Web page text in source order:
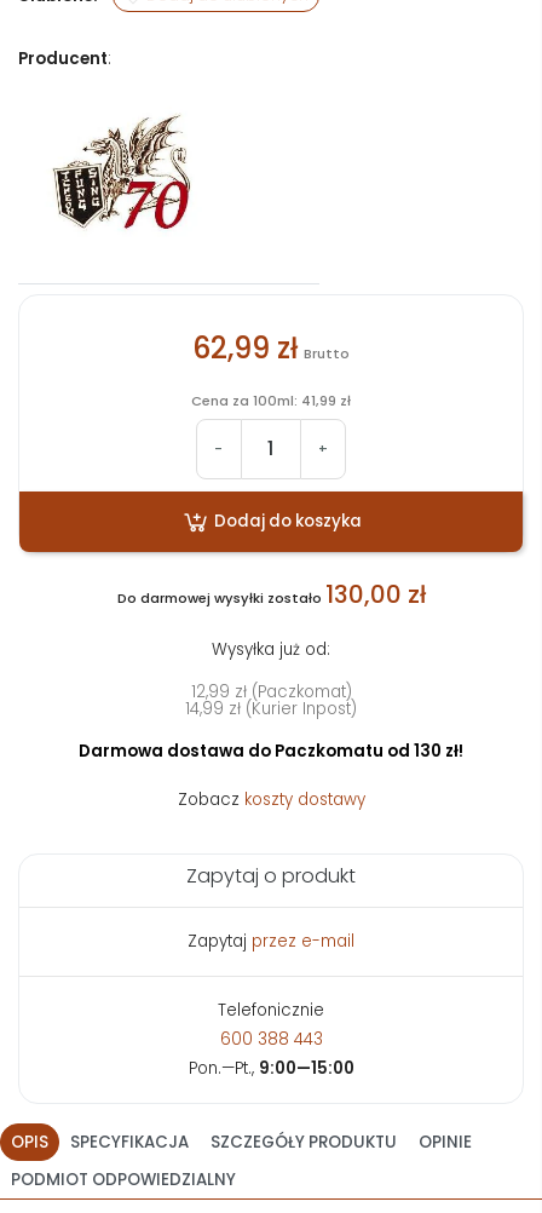
Producent:
62,99 zł Brutto
Cena za 100ml: 41,99 zł
- +
Dodaj do koszyka
Do darmowej wysyłki zostało 130,00 zł
Wysyłka już od:
12,99 zł (Paczkomat)
14,99 zł (Kurier Inpost)
Darmowa dostawa do Paczkomatu od 130 zł!
Zobacz koszty dostawy
Zapytaj o produkt
Zapytaj przez e-mail
Telefonicznie
600 388 443
Pon.—Pt., 9:00—15:00
OPIS SPECYFIKACJA SZCZEGÓŁY PRODUKTU
OPINIE
PODMIOT ODPOWIEDZIALNY